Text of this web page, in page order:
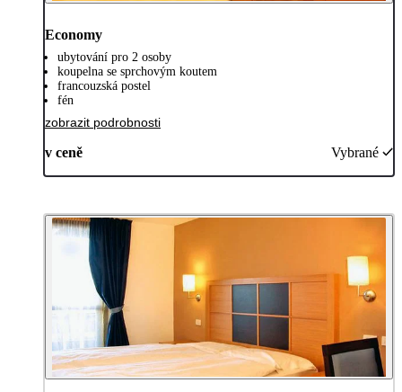
Economy
ubytování pro 2 osoby
koupelna se sprchovým koutem
francouzská postel
fén
zobrazit podrobnosti
v ceně Vybrané